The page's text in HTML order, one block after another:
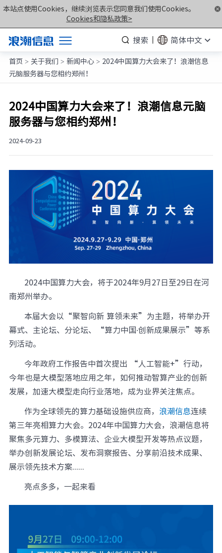
本站点使用Cookies，继续浏览表示您同意我们使用Cookies。
Cookies和隐私政策>
搜索
简体中文
产品
解决方案
服务支持
如何购买
合作伙伴
联合创新平台
关于我们
计算产业洞察
元脑品牌升级公告
首页 > 关于我们 > 新闻中心 > 2024中国算力大会来了！浪潮信息
元脑服务器与您相约郑州！
2024中国算力大会来了！浪潮信息元脑
服务器与您相约郑州！
2024-09-23
2024中国算力大会，将于2024年9月27日至29日在河
南郑州举办。
本届大会以“聚智向新 算领未来”为主题，将举办开
幕式、主论坛、分论坛、“算力中国·创新成果展示”等系
列活动。
今年政府工作报告中首次提出 “人工智能+”行动，
今年也是大模型落地应用之年，如何推动智算产业的创新
发展，加速大模型走向行业落地，成为业界关注焦点。
作为全球领先的算力基础设施供应商， 浪潮信息连续
第三年亮相算力大会。2024年中国算力大会，浪潮信息将
聚焦多元算力、多模算法、企业大模型开发等热点议题，
举办创新发展论坛、发布洞察报告、分享前沿技术成果、
展示领先技术方案......
亮点多多，一起来看